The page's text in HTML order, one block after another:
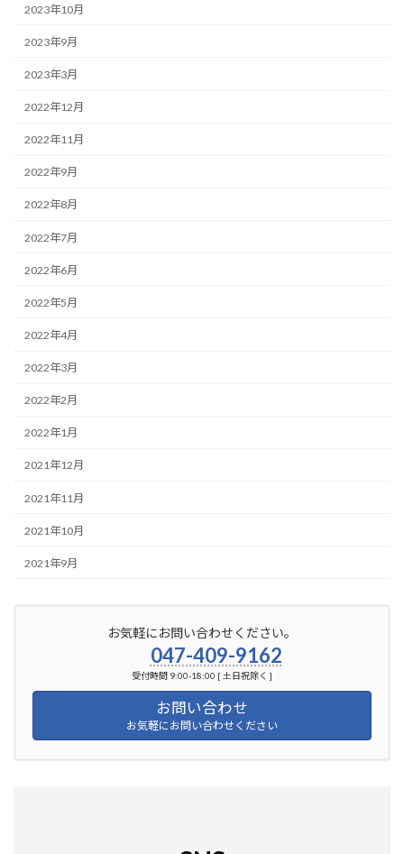
2023年10月
2023年9月
2023年3月
2022年12月
2022年11月
2022年9月
2022年8月
2022年7月
2022年6月
2022年5月
2022年4月
2022年3月
2022年2月
2022年1月
2021年12月
2021年11月
2021年10月
2021年9月
お気軽にお問い合わせください。
047-409-9162
受付時間 9:00-18:00 [ 土日祝除く ]
お問い合わせ
お気軽にお問い合わせください